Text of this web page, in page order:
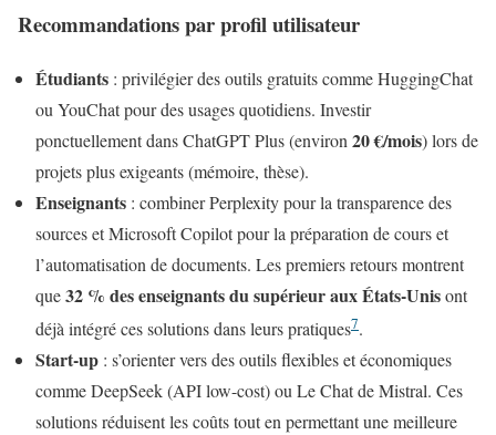
Recommandations par profil utilisateur
Étudiants : privilégier des outils gratuits comme HuggingChat
ou YouChat pour des usages quotidiens. Investir
ponctuellement dans ChatGPT Plus (environ 20 €/mois) lors de
projets plus exigeants (mémoire, thèse).
Enseignants : combiner Perplexity pour la transparence des
sources et Microsoft Copilot pour la préparation de cours et
l’automatisation de documents. Les premiers retours montrent
que32 % des enseignants du supérieur aux États-Unisont
déjà intégré ces solutions dans leurs pratiques7.
Start-up : s’orienter vers des outils flexibles et économiques
comme DeepSeek (API low-cost) ou Le Chat de Mistral. Ces
solutions réduisent les coûts tout en permettant une meilleure